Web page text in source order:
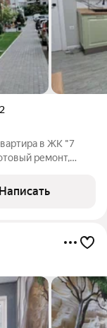
в ЖК "7
ремонт,
поликлиники,
Написать